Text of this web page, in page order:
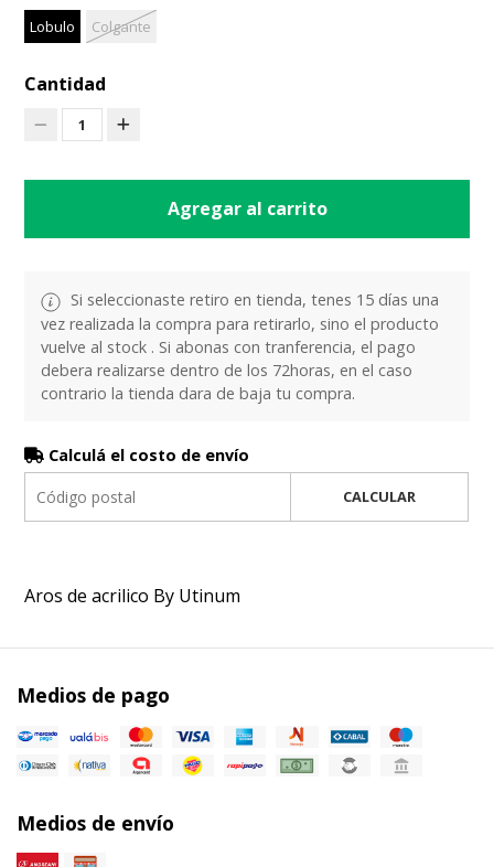
Lobulo Colgante
Cantidad
1
Agregar al carrito
Si seleccionaste retiro en tienda, tenes 15 días una
vez realizada la compra para retirarlo, sino el producto
vuelve al stock . Si abonas con tranferencia, el pago
debera realizarse dentro de los 72horas, en el caso
contrario la tienda dara de baja tu compra.
Calculá el costo de envío
CALCULAR
Aros de acrilico By Utinum
Medios de pago
Medios de envío